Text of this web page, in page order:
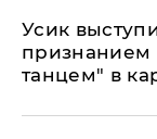
Усик
признанием
танцем" в